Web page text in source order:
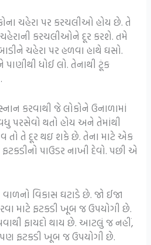
ચહેરા પર કરચલીઓ હોય છે. તે
ચહેરાની કરચલીઓને દૂર કરશે. તમે
ચહેરા પર હળવા હાથે ઘસો.
ધોઈ લો. તેનાથી ટૂંક
કરવાથી જે લોકોને ઉનાળામાં
પરસેવો થતો હોય અને તેમાંથી
તો તે દૂર થઇ શકે છે. તેના માટે એક
પાઉડર નાખી દેવો. પછી એ
વિકાસ ઘટાડે છે. જો ઈજા
માટે ફટકડી ખૂબ જ ઉપયોગી છે.
ફાયદો થાય છે. આટલું જ નહીં,
પણ ફટકડી ખૂબ જ ઉપયોગી છે.